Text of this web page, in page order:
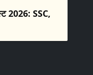
2026: SSC,